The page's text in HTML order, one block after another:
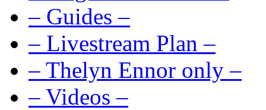
– Guides –
– Livestream Plan –
– Thelyn Ennor only –
– Videos –